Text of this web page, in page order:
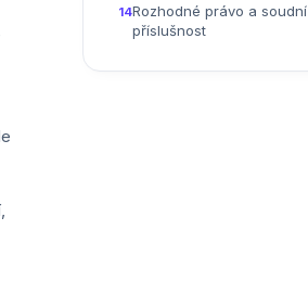
14Rozhodné právo a soudní
příslušnost